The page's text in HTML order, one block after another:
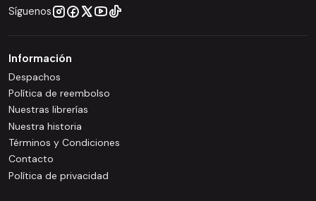
Síguenos
Información
Despachos
Política de reembolso
Nuestras librerías
Nuestra historia
Términos y Condiciones
Contacto
Política de privacidad